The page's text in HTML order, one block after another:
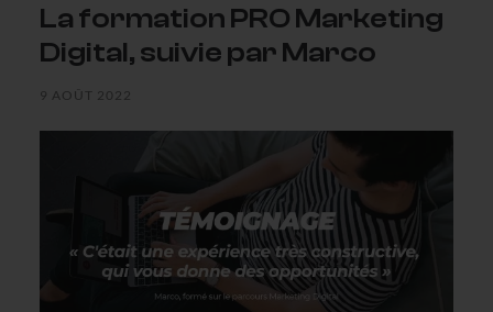
La formation PRO Marketing
Digital, suivie par Marco
9 AOÛT 2022